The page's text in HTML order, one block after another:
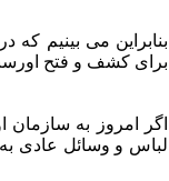
برای کشف و فتح
لباس و وسائل عادی